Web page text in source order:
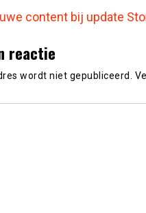
content bij update
reactie
wordt niet gepubliceerd.